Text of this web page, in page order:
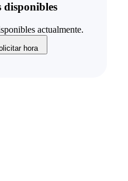
disponibles
actualmente.
hora